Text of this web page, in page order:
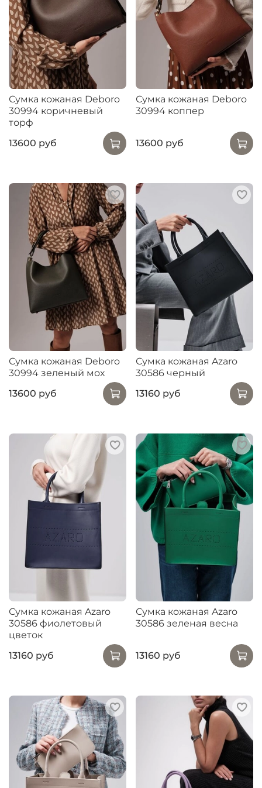
Сумка кожаная Deboro
30994 коричневый
торф
13600 руб
Сумка кожаная Deboro
30994 коппер
13600 руб
Сумка кожаная Deboro
30994 зеленый мох
13600 руб
Сумка кожаная Azaro
30586 черный
13160 руб
Сумка кожаная Azaro
30586 фиолетовый
цветок
13160 руб
Сумка кожаная Azaro
30586 зеленая весна
13160 руб